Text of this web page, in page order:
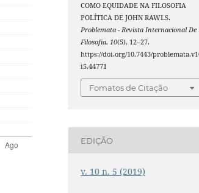
COMO EQUIDADE NA FILOSOFIA
POLÍTICA DE JOHN RAWLS.
Problemata - Revista Internacional De
Filosofia, 10(5), 12–27.
https://doi.org/10.7443/
i5.44771
Fomatos de Citação
EDIÇÃO
v. 10 n. 5 (2019)